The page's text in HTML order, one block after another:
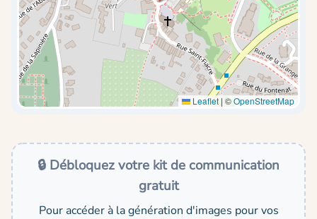
Leaflet | ©OpenStreetMap
🔒 Débloquez votre kit de communication
gratuit
Pour accéder à la génération d'images pour vos